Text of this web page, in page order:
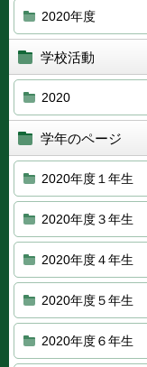
2020年度
学校活動
2020
学年のページ
2020年度１年生
2020年度３年生
2020年度４年生
2020年度５年生
2020年度６年生